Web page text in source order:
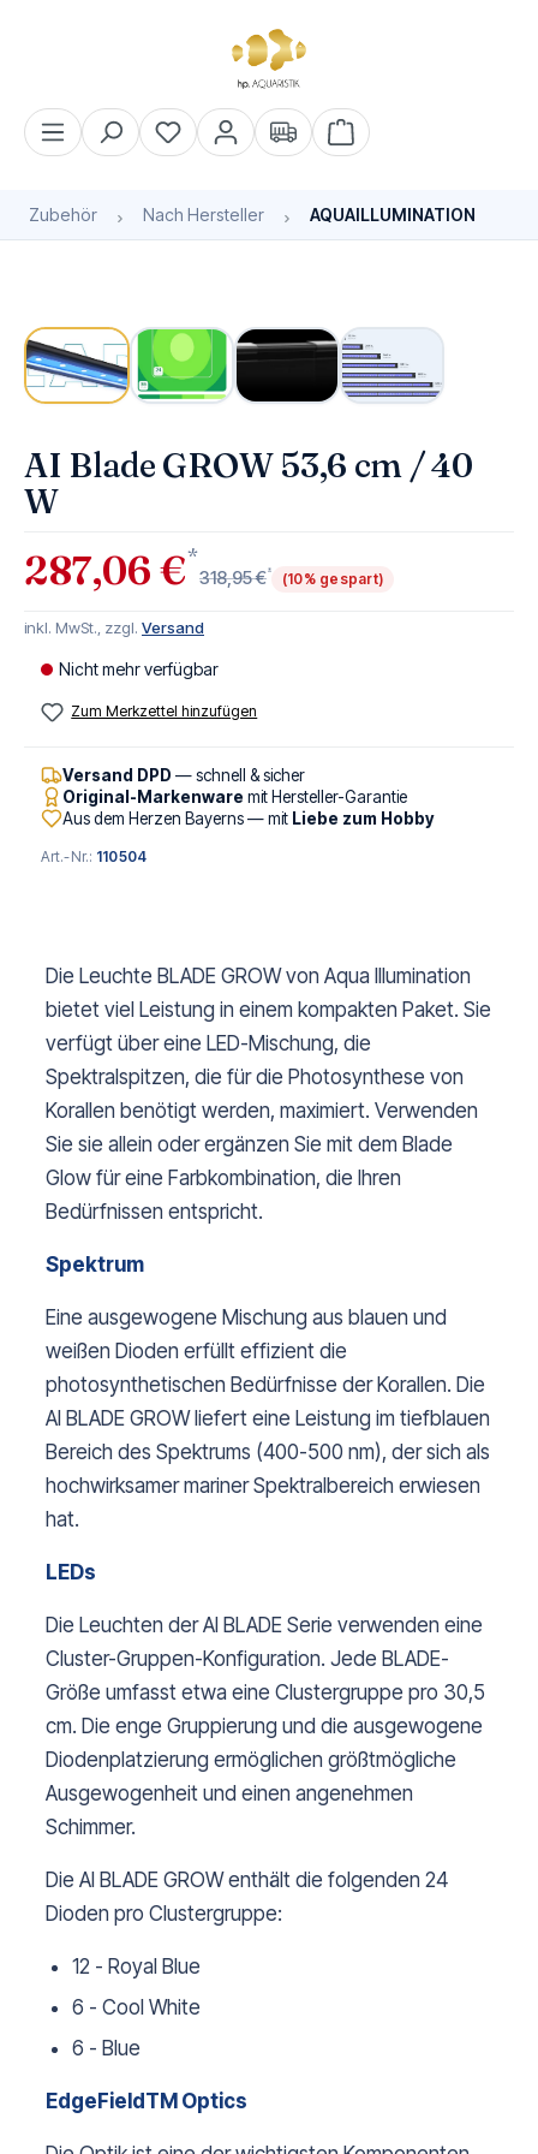
Warenkorb enthält 0
Zubehör Nach Hersteller AQUAILLUMINATION
AI Blade GROW 53,6 cm / 40
W
287,06 €*
318,95 €* (10% gespart)
inkl. MwSt., zzgl. Versand
Nicht mehr verfügbar
Zum Merkzettel hinzufügen
Versand DPD — schnell & sicher
Original-Markenware mit Hersteller-Garantie
Aus dem Herzen Bayerns — mit Liebe zum Hobby
Art.-Nr.: 110504
Die Leuchte BLADE GROW von Aqua Illumination
bietet viel Leistung in einem kompakten Paket. Sie
verfügt über eine LED-Mischung, die
Spektralspitzen, die für die Photosynthese von
Korallen benötigt werden, maximiert. Verwenden
Sie sie allein oder ergänzen Sie mit dem Blade
Glow für eine Farbkombination, die Ihren
Bedürfnissen entspricht.
Spektrum
Eine ausgewogene Mischung aus blauen und
weißen Dioden erfüllt effizient die
photosynthetischen Bedürfnisse der Korallen. Die
AI BLADE GROW liefert eine Leistung im tiefblauen
Bereich des Spektrums (400-500 nm), der sich als
hochwirksamer mariner Spektralbereich erwiesen
hat.
LEDs
Die Leuchten der AI BLADE Serie verwenden eine
Cluster-Gruppen-Konfiguration. Jede BLADE-
Größe umfasst etwa eine Clustergruppe pro 30,5
cm. Die enge Gruppierung und die ausgewogene
Diodenplatzierung ermöglichen größtmögliche
Ausgewogenheit und einen angenehmen
Schimmer.
Die AI BLADE GROW enthält die folgenden 24
Dioden pro Clustergruppe:
12 - Royal Blue
6 - Cool White
6 - Blue
EdgeFieldTM Optics